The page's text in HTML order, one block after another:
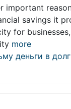
important
savings it
for
more
деньги в долг